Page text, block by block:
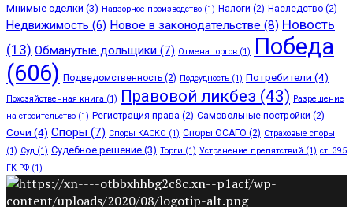
Мнимые сделки (3) Надзорное производство (1) Налоги (2) Наследство (2)
Недвижимость (6) Новое в законодательстве (8) Новость
(13) Обманутые дольщики (7) Отмена торгов (1)
Победа
(606) Подведомственность (2) Подсудность (1) Потребители (4)
Похозяйственная книга (1) Правовой ликбез (43) Разрешение
на строительство (1) Регистрация права (2) Самовольные постройки (2)
Сочи (4) Споры (7) Споры КАСКО (1) Споры ОСАГО (2) Страховые споры
(1) Суд (1) Судебное решение (3) Торги (1) Устранение препятствий (1) ст. 395
ГК РФ (1)